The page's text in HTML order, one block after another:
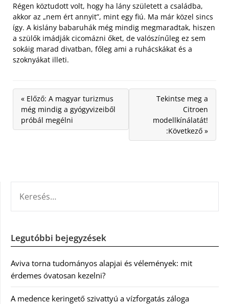
Régen köztudott volt, hogy ha lány született a családba,
akkor az „nem ért annyit”, mint egy fiú. Ma már közel sincs
így. A kislány babaruhák még mindig megmaradtak, hiszen
a szülők imádják cicomázni őket, de valószínűleg ez sem
sokáig marad divatban, főleg ami a ruhácskákat és a
szoknyákat illeti.
« Előző: A magyar turizmus
még mindig a gyógyvizeiből
próbál megélni
Tekintse meg a
Citroen
modellkínálatát!
:Következő »
Legutóbbi bejegyzések
Aviva torna tudományos alapjai és vélemények: mit
érdemes óvatosan kezelni?
A medence keringető szivattyú a vízforgatás záloga